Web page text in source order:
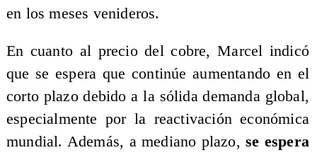
en los meses venideros.
En cuanto al precio del cobre, Marcel indicó
que se espera que continúe aumentando en el
corto plazo debido a la sólida demanda global,
especialmente por la reactivación económica
mundial. Además, a mediano plazo, se espera